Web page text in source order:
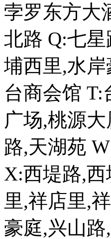
孛罗东方大
北路 Q:七
埔西里,水
台商会馆
广场,桃源
路,天湖苑
X:西堤路,
里,祥店里,
豪庭,兴山